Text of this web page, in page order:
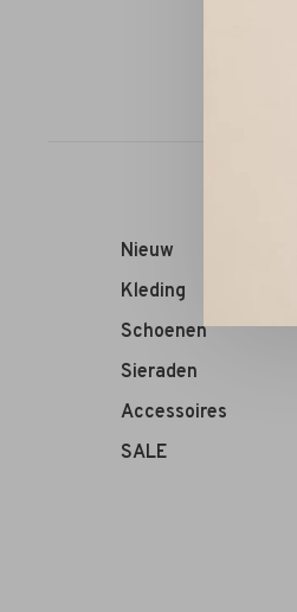
Nieuw
Kleding
Schoenen
Sieraden
Accessoires
SALE